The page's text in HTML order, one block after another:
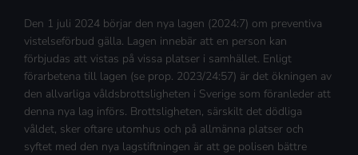
Den 1 juli 2024 börjar den nya lagen (2024:7) om preventiva
vistelseförbud gälla. Lagen innebär att en person kan
förbjudas att vistas på vissa platser i samhället. Enligt
förarbetena till lagen (se prop. 2023/24:57) är det ökningen av
den allvarliga våldsbrottsligheten i Sverige som föranleder att
denna nya lag införs. Brottsligheten, särskilt det dödliga
våldet, sker oftare utomhus och på allmänna platser och
syftet med den nya lagstiftningen är att ge polisen bättre